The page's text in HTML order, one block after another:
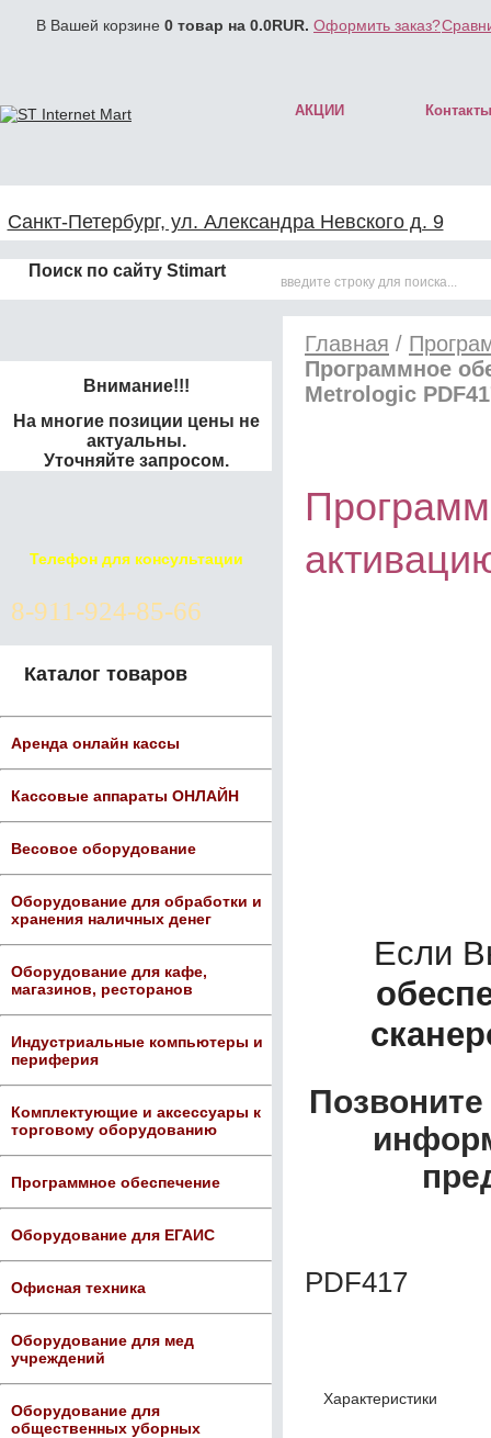
В Вашей корзине 0 товар на 0.0RUR. Оформить заказ?
АКЦИИ Контакты
Санкт-Петербург, ул. Александра Невского д. 9
Поиск по сайту Stimart
Внимание!!!
На многие позиции цены не
актуальны.
Уточняйте запросом.
Телефон для консультации
8-911-924-85-66
Каталог товаров
Аренда онлайн кассы
Кассовые аппараты ОНЛАЙН
Весовое оборудование
Оборудование для обработки и
хранения наличных денег
Оборудование для кафе,
магазинов, ресторанов
Индустриальные компьютеры и
периферия
Комплектующие и аксессуары к
торговому оборудованию
Программное обеспечение
Оборудование для ЕГАИС
Офисная техника
Оборудование для мед
учреждений
Оборудование для
общественных уборных
Главная /
Программное
Metrologic
Если
PDF417
Характеристики